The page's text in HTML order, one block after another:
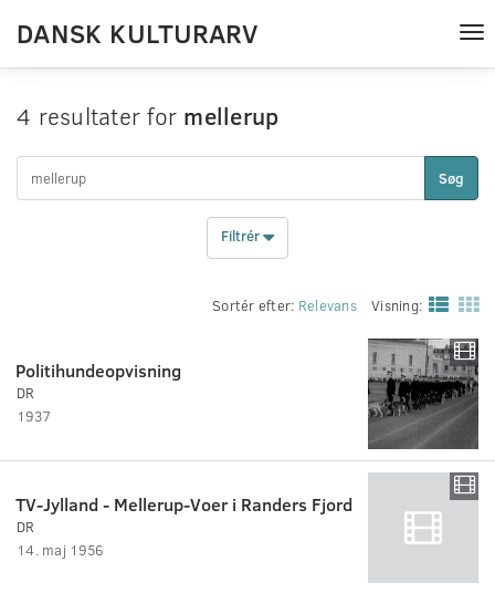
DANSK KULTURARV
4 resultater for mellerup
Søg
Filtrér
Sortér efter: Relevans Visning:
Politihundeopvisning
DR
1937
TV-Jylland - Mellerup-Voer i Randers Fjord
DR
14. maj 1956